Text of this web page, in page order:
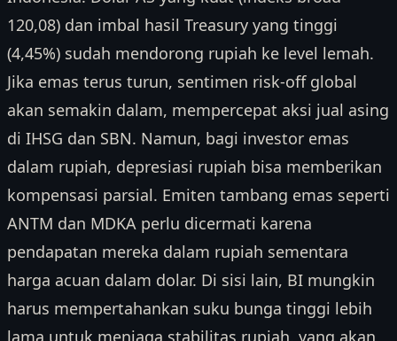
120,08) dan imbal hasil Treasury yang tinggi
(4,45%) sudah mendorong rupiah ke level lemah.
Jika emas terus turun, sentimen risk-off global
akan semakin dalam, mempercepat aksi jual asing
di IHSG dan SBN. Namun, bagi investor emas
dalam rupiah, depresiasi rupiah bisa memberikan
kompensasi parsial. Emiten tambang emas seperti
ANTM dan MDKA perlu dicermati karena
pendapatan mereka dalam rupiah sementara
harga acuan dalam dolar. Di sisi lain, BI mungkin
harus mempertahankan suku bunga tinggi lebih
lama untuk menjaga stabilitas rupiah, yang akan